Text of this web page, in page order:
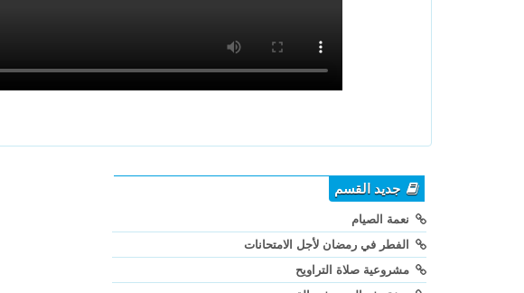
جديد القسم
نعمة الصيام
الفطر في رمضان لأجل الامتحانات
مشروعية صلاة التراويح